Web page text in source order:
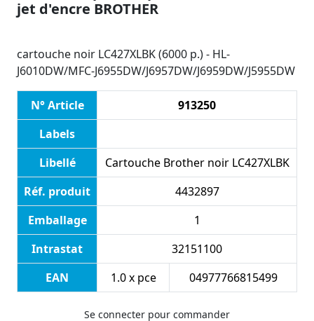
jet d'encre BROTHER
cartouche noir LC427XLBK (6000 p.) - HL-
J6010DW/MFC-J6955DW/J6957DW/J6959DW/J5955DW
N° Article
913250
Labels
Libellé
Cartouche Brother noir LC427XLBK
Réf. produit
4432897
Emballage
1
Intrastat
32151100
EAN
1.0 x pce 04977766815499
Se connecter pour commander